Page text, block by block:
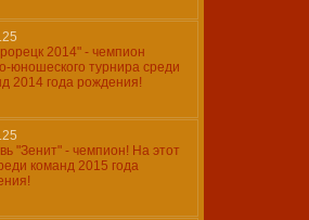
2014" - чемпион
юношеского турнира среди
2014 года рождения!
"Зенит" - чемпион! На этот
команд 2015 года